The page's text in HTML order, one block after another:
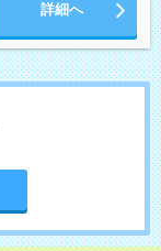
詳細へ